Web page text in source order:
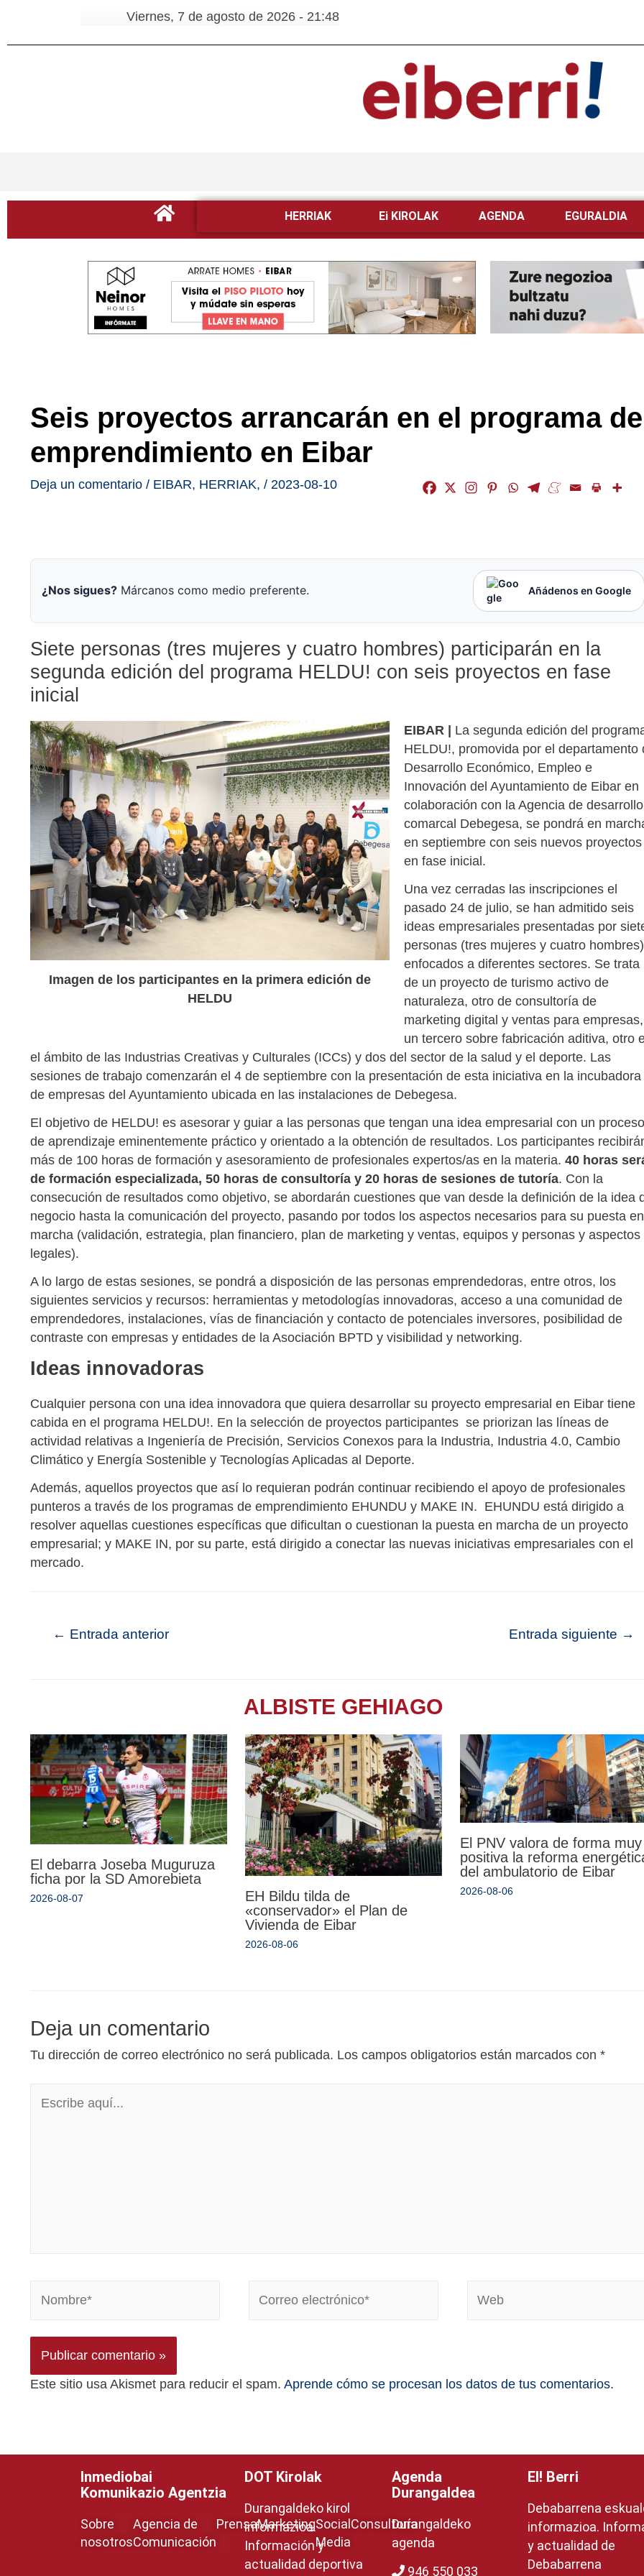
Viernes, 7 de agosto de 2026 - 21:48
HERRIAK Ei KIROLAK AGENDA EGURALDIA
Seis proyectos arrancarán en el programa de
emprendimiento en Eibar
Deja un comentario / EIBAR, HERRIAK, / 2023-08-10
¿Nos sigues? Márcanos como medio preferente. Añádenos en Google
Siete personas (tres mujeres y cuatro hombres) participarán en la
segunda edición del programa HELDU! con seis proyectos en fase
inicial
Imagen de los participantes en la primera edición de
HELDU
EIBAR | La segunda edición del
HELDU!, promovida por el departamento
Desarrollo Económico, Empleo e
Innovación del Ayuntamiento de Eibar en
colaboración con la Agencia de desarrollo
comarcal Debegesa, se pondrá en
en septiembre con seis nuevos proyectos
en fase inicial.
Una vez cerradas las inscripciones el
pasado 24 de julio, se han admitido seis
ideas empresariales presentadas por
personas (tres mujeres y cuatro
enfocados a diferentes sectores. Se trata
de un proyecto de turismo activo de
naturaleza, otro de consultoría de
marketing digital y ventas para empresas,
un tercero sobre fabricación aditiva, otro
el ámbito de las Industrias Creativas y Culturales (ICCs) y dos del sector de la salud y el deporte. Las
sesiones de trabajo comenzarán el 4 de septiembre con la presentación de esta iniciativa en la incubadora
de empresas del Ayuntamiento ubicada en las instalaciones de Debegesa.
El objetivo de HELDU! es asesorar y guiar a las personas que tengan una idea empresarial con un proceso
de aprendizaje eminentemente práctico y orientado a la obtención de resultados. Los participantes
más de 100 horas de formación y asesoramiento de profesionales expertos/as en la materia. 40 horas
de formación especializada, 50 horas de consultoría y 20 horas de sesiones de tutoría. Con la
consecución de resultados como objetivo, se abordarán cuestiones que van desde la definición de la idea
negocio hasta la comunicación del proyecto, pasando por todos los aspectos necesarios para su puesta en
marcha (validación, estrategia, plan financiero, plan de marketing y ventas, equipos y personas y aspectos
legales).
A lo largo de estas sesiones, se pondrá a disposición de las personas emprendedoras, entre otros, los
siguientes servicios y recursos: herramientas y metodologías innovadoras, acceso a una comunidad de
emprendedores, instalaciones, vías de financiación y contacto de potenciales inversores, posibilidad de
contraste con empresas y entidades de la Asociación BPTD y visibilidad y networking.
Ideas innovadoras
Cualquier persona con una idea innovadora que quiera desarrollar su proyecto empresarial en Eibar tiene
cabida en el programa HELDU!. En la selección de proyectos participantes se priorizan las líneas de
actividad relativas a Ingeniería de Precisión, Servicios Conexos para la Industria, Industria 4.0, Cambio
Climático y Energía Sostenible y Tecnologías Aplicadas al Deporte.
Además, aquellos proyectos que así lo requieran podrán continuar recibiendo el apoyo de profesionales
punteros a través de los programas de emprendimiento EHUNDU y MAKE IN. EHUNDU está dirigido a
resolver aquellas cuestiones específicas que dificultan o cuestionan la puesta en marcha de un proyecto
empresarial; y MAKE IN, por su parte, está dirigido a conectar las nuevas iniciativas empresariales con el
mercado.
← Entrada anterior Entrada siguiente →
ALBISTE GEHIAGO
El debarra Joseba Muguruza
ficha por la SD Amorebieta
2026-08-07
EH Bildu tilda de
«conservador» el Plan de
Vivienda de Eibar
2026-08-06
El PNV valora de forma muy
positiva la reforma
del ambulatorio de Eibar
2026-08-06
Deja un comentario
Tu dirección de correo electrónico no será publicada. Los campos obligatorios están marcados con *
Este sitio usa Akismet para reducir el spam. Aprende cómo se procesan los datos de tus comentarios.
Inmediobai
Komunikazio Agentzia
Sobre
nosotros
Agencia de
Comunicación
PrensaMarketingSocial
Media
Consultoría
DOT Kirolak
Durangaldeko kirol
informazioa.
Información y
actualidad deportiva
Agenda
Durangaldea
Durangaldeko
agenda
946 550 033
EI! Berri
Debabarrena
informazioa.
y actualidad de
Debabarrena